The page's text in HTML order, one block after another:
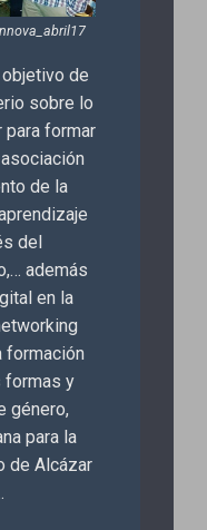
de
sobre lo
para formar
de la
del
además
en la
formación
formas y
género,
para la
de Alcázar